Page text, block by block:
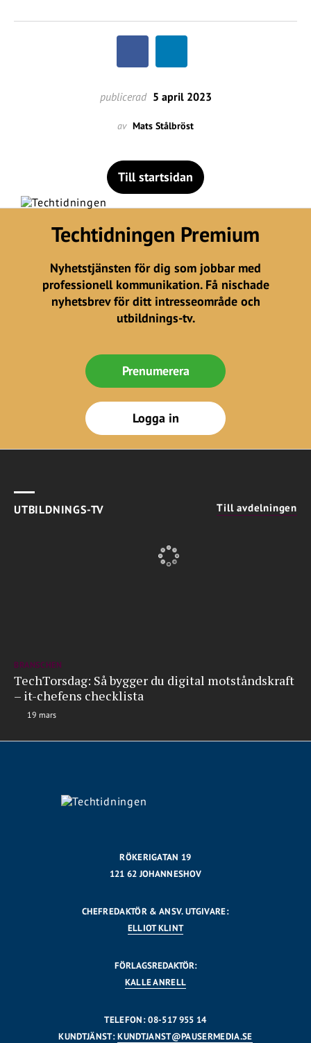
publicerad 5 april 2023
av Mats Stålbröst
Till startsidan
Techtidningen Premium
Nyhetstjänsten för dig som jobbar med
professionell kommunikation. Få nischade
nyhetsbrev för ditt intresseområde och
utbildnings-tv.
Prenumerera
Logga in
UTBILDNINGS-TV Till avdelningen
BRANSCHEN
TechTorsdag: Så bygger du digital motståndskraft
– it-chefens checklista
19 mars
RÖKERIGATAN 19
121 62 JOHANNESHOV
CHEFREDAKTÖR & ANSV. UTGIVARE:
ELLIOT KLINT
FÖRLAGSREDAKTÖR:
KALLE ANRELL
TELEFON: 08-517 955 14
KUNDTJÄNST:KUNDTJANST@PAUSERMEDIA.SE